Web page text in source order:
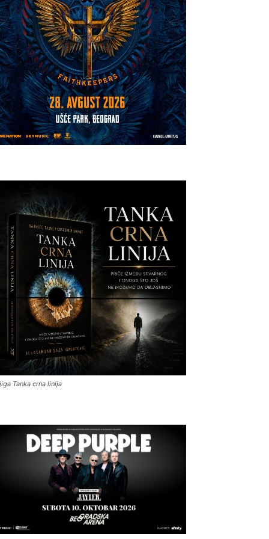
Tanka crna linija